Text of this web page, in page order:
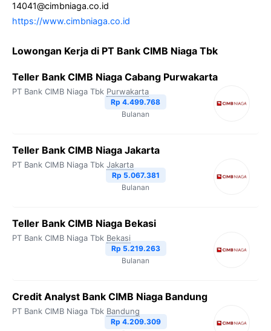
14041@cimbniaga.co.id
https://www.cimbniaga.co.id
Lowongan Kerja di PT Bank CIMB Niaga Tbk
Teller Bank CIMB Niaga Cabang Purwakarta
PT Bank CIMB Niaga Tbk Purwakarta
Rp 4.499.768
Bulanan
Teller Bank CIMB Niaga Jakarta
PT Bank CIMB Niaga Tbk Jakarta
Rp 5.067.381
Bulanan
Teller Bank CIMB Niaga Bekasi
PT Bank CIMB Niaga Tbk Bekasi
Rp 5.219.263
Bulanan
Credit Analyst Bank CIMB Niaga Bandung
PT Bank CIMB Niaga Tbk Bandung
Rp 4.209.309